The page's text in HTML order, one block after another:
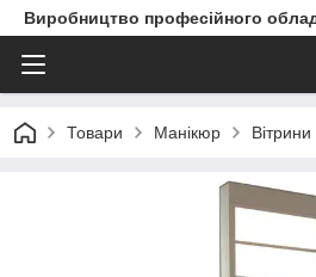
Виробництво професійного
Товари Манікюр